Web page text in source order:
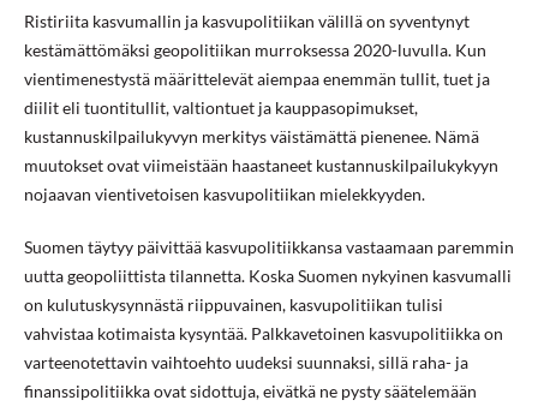
Ristiriita kasvumallin ja kasvupolitiikan välillä on syventynyt
kestämättömäksi geopolitiikan murroksessa 2020-luvulla. Kun
vientimenestystä määrittelevät aiempaa enemmän tullit, tuet ja
diilit eli tuontitullit, valtiontuet ja kauppasopimukset,
kustannuskilpailukyvyn merkitys väistämättä pienenee. Nämä
muutokset ovat viimeistään haastaneet kustannuskilpailukykyyn
nojaavan vientivetoisen kasvupolitiikan mielekkyyden.
Suomen täytyy päivittää kasvupolitiikkansa vastaamaan paremmin
uutta geopoliittista tilannetta. Koska Suomen nykyinen kasvumalli
on kulutuskysynnästä riippuvainen, kasvupolitiikan tulisi
vahvistaa kotimaista kysyntää. Palkkavetoinen kasvupolitiikka on
varteenotettavin vaihtoehto uudeksi suunnaksi, sillä raha- ja
finanssipolitiikka ovat sidottuja, eivätkä ne pysty säätelemään